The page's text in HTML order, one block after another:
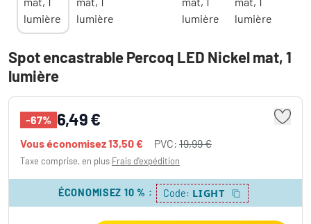
Spot encastrable Percoq LED Nickel mat, 1
lumière
-67% 6,49 €
Vous économisez13,50 € PVC: 19,99 €
Taxe comprise, en plus Frais d'expédition
ÉCONOMISEZ 10 % : Code: LIGHT